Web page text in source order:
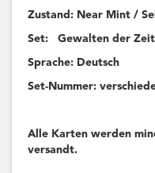
Zustand: Near Mint /
Set: Gewalten der Zeit
Sprache: Deutsch
Set-Nummer:
Alle Karten werden
versandt.